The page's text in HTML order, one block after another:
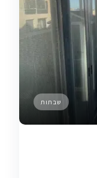
שבתות